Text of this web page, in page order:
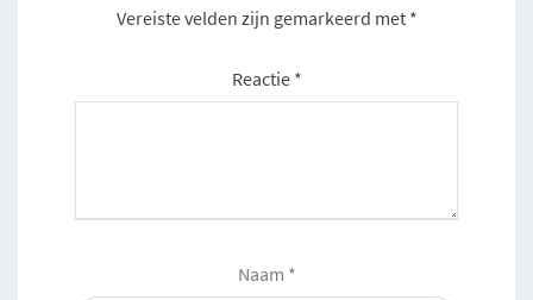
Vereiste velden zijn gemarkeerd met *
Reactie *
Naam *